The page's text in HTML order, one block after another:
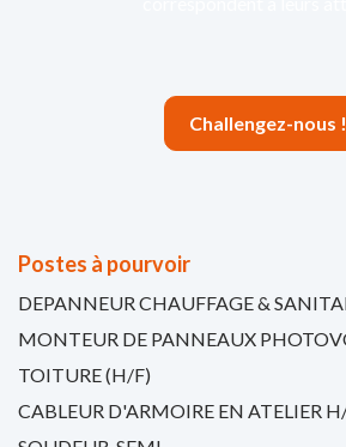
Challengez-nous !
Postes à pourvoir
DEPANNEUR CHAUFFAGE &
MONTEUR DE PANNEAUX
TOITURE (H/F)
CABLEUR D'ARMOIRE EN ATELIER